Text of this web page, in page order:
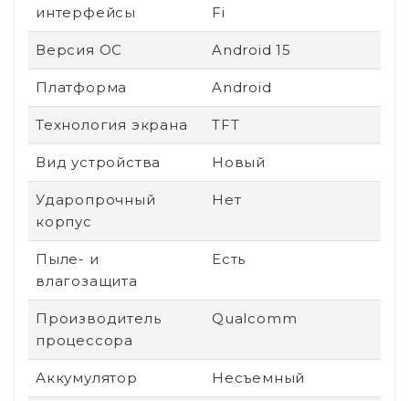
интерфейсы
Fi
Версия ОС Android 15
Платформа Android
Технология экрана TFT
Вид устройства Новый
Ударопрочный
корпус
Нет
Пыле- и
влагозащита
Есть
Производитель
процессора
Qualcomm
Аккумулятор Несъемный